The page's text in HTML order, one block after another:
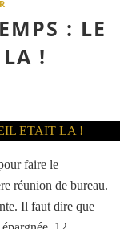
: LE
!
faire le
réunion de bureau.
Il faut dire que